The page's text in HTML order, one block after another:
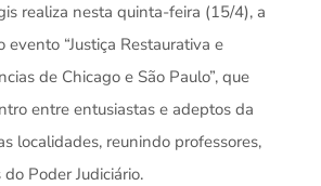
realiza nesta quinta-feira (15/4), a
“Justiça Restaurativa e
de Chicago e São Paulo”, que
entre entusiastas e adeptos da
localidades, reunindo professores,
Poder Judiciário.